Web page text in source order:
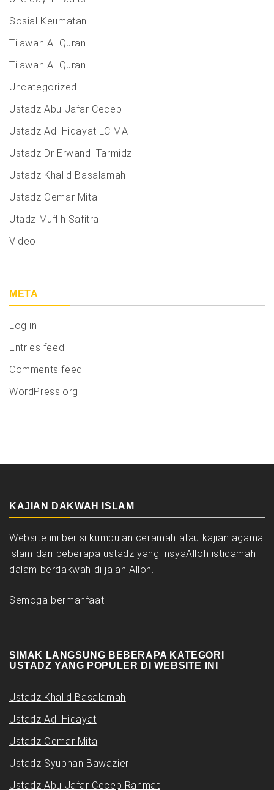
Sosial Keumatan
Tilawah Al-Quran
Tilawah Al-Quran
Uncategorized
Ustadz Abu Jafar Cecep
Ustadz Adi Hidayat LC MA
Ustadz Dr Erwandi Tarmidzi
Ustadz Khalid Basalamah
Ustadz Oemar Mita
Utadz Muflih Safitra
Video
META
Log in
Entries feed
Comments feed
WordPress.org
KAJIAN DAKWAH ISLAM
Website ini berisi kumpulan ceramah atau kajian agama
islam dari beberapa ustadz yang insyaAlloh istiqamah
dalam berdakwah di jalan Alloh.
Semoga bermanfaat!
SIMAK LANGSUNG BEBERAPA KATEGORI
USTADZ YANG POPULER DI WEBSITE INI
Ustadz Khalid Basalamah
Ustadz Adi Hidayat
Ustadz Oemar Mita
Ustadz Syubhan Bawazier
Ustadz Abu Jafar Cecep Rahmat